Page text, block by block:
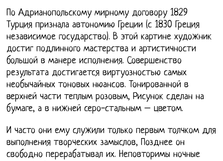
По Адрианопольскому мирному договору 1829
Турция признала автономию Греции (с 1830 Греция
независимое государство). В этой картине художник
достиг подлинного мастерства и артистичности
большой в манере исполнения. Совершенство
результата достигается виртуозностью самых
необычайных тоновых нюансов. Тонированной в
верхней части теплым розовым, Рисунок сделан на
бумаге, а в нижней серо-стальным – цветом.
И часто они ему служили только первым толчком для
выполнения творческих замыслов, Позднее он
свободно перерабатывал их. Неповторимы ночные